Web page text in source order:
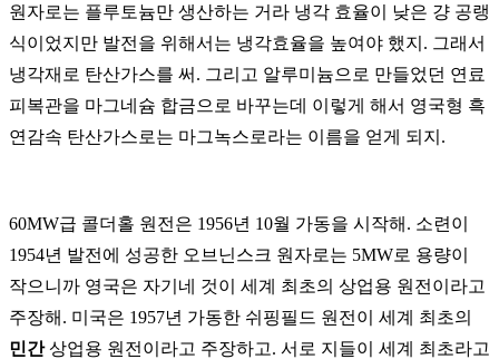
원자로는 플루토늄만 생산하는 거라 냉각 효율이 낮은 걍 공랭
식이었지만 발전을 위해서는 냉각효율을 높여야 했지 . 그래서
냉각재로 탄산가스를 써 . 그리고 알루미늄으로 만들었던 연료
피복관을 마그네슘 합금으로 바꾸는데 이렇게 해서 영국형 흑
연감속 탄산가스로는 마그녹스로라는 이름을 얻게 되지 .
60MW급 콜더홀 원전은 1956년 10월 가동을 시작해 . 소련이
1954년 발전에 성공한 오브닌스크 원자로는 5MW로 용량이
작으니까 영국은 자기네 것이 세계 최초의 상업용 원전이라고
주장해 . 미국은 1957년 가동한 쉬핑필드 원전이 세계 최초의
민간상업용 원전이라고 주장하고. 서로 지들이 세계 최초라고